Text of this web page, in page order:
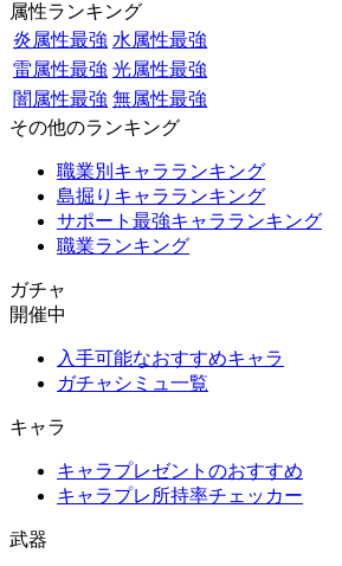
属性ランキング
炎属性最強 水属性最強
雷属性最強 光属性最強
闇属性最強 無属性最強
その他のランキング
職業別キャラランキング
島掘りキャラランキング
サポート最強キャラランキング
職業ランキング
ガチャ
開催中
入手可能なおすすめキャラ
ガチャシミュ一覧
キャラ
キャラプレゼントのおすすめ
キャラプレ所持率チェッカー
武器